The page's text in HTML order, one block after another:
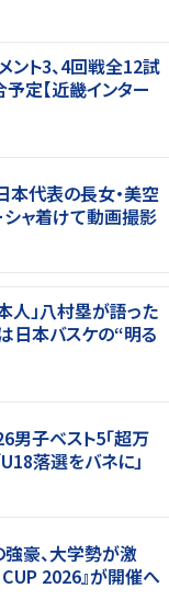
ント3、4回戦全12試
定【近畿インター
代表の長女・美空
ャ着けて動画撮影
人」八村塁が語った
日本バスケの“明る
男子ベスト5「超万
落選をバネに」
豪、大学勢が激
2026』が開催へ